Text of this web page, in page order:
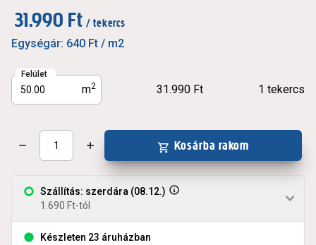
31.990 Ft / tekercs
Egységár: 640 Ft / m2
Felület
m2 31.990 Ft 1 tekercs
Szállítás: szerdára (08.12.)
1.690 Ft-tól
Készleten 23 áruházban
Kosárba rakom